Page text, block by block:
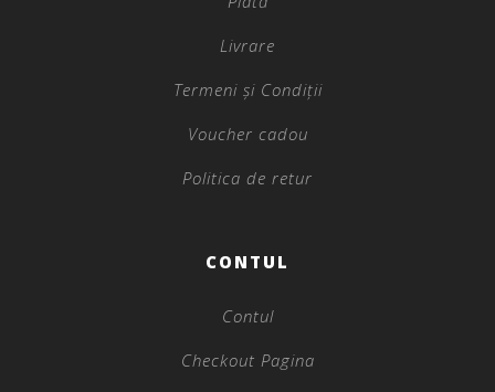
Livrare
Termeni și Condiții
Voucher cadou
Politica de retur
CONTUL
Contul
Checkout Pagina